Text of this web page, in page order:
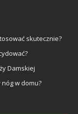
skutecznie?
Damskiej
w domu?